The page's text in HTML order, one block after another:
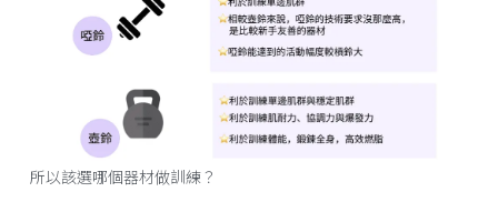
所以該選哪個器材做訓練？